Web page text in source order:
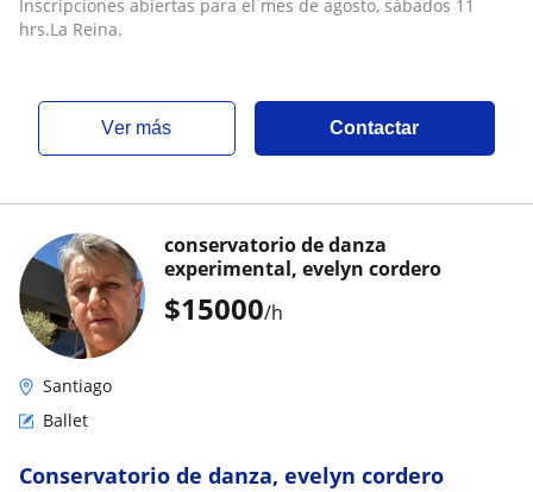
Inscripciones abiertas para el mes de agosto, sábados 11
hrs.La Reina.
ver más Contactar
$15000/h
conservatorio de danza
experimental, evelyn cordero
Santiago
Ballet
Conservatorio de danza, evelyn cordero